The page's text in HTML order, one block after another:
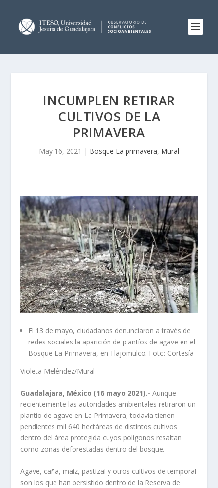
INCUMPLEN RETIRAR
CULTIVOS DE LA
PRIMAVERA
May 16, 2021 | Bosque La primavera, Mural
El 13 de mayo, ciudadanos denunciaron a través de
redes sociales la aparición de plantíos de agave en el
Bosque La Primavera, en Tlajomulco. Foto: Cortesía
Violeta Meléndez/Mural
Guadalajara, México (16 mayo 2021).-Aunque
recientemente las autoridades ambientales retiraron un
plantío de agave en La Primavera, todavía tienen
pendientes mil 640 hectáreas de distintos cultivos
dentro del área protegida cuyos polígonos resaltan
como zonas deforestadas dentro del bosque.
Agave, caña, maíz, pastizal y otros cultivos de temporal
son los que han persistido dentro de la Reserva de